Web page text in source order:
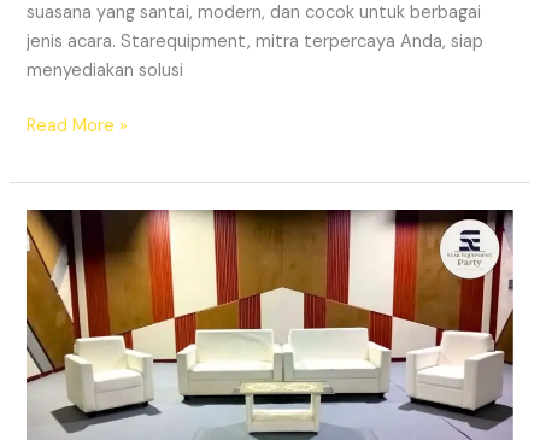
suasana yang santai, modern, dan cocok untuk berbagai
jenis acara. Starequipment, mitra terpercaya Anda, siap
menyediakan solusi
SEWA
PUFF
DI
JAKARTA
Read More »